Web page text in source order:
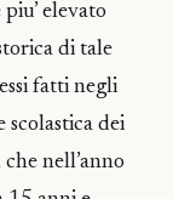
elevato
di tale
fatti negli
dei
nell’anno